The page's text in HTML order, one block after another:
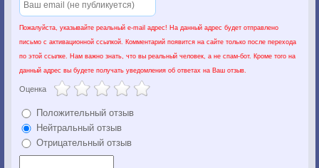
Пожалуйста, указывайте реальный e-mail адрес! На данный адрес будет отправлено
письмо с активационной ссылкой. Комментарий появится на сайте только после перехода
по этой ссылке. Нам важно знать, что вы реальный человек, а не спам-бот. Кроме того на
данный адрес вы будете получать уведомления об ответах на Ваш отзыв.
Оценка
Положительный отзыв
Нейтральный отзыв
Отрицательный отзыв